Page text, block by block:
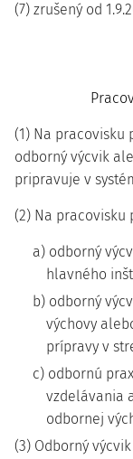
(7) zrušený od
(1) Na pracovisku
odborný výcvik
pripravuje v
(2) Na pracovisku
a) odborný
hlavného
b) odborný
výchovy
prípravy v
c) odbornú
vzdelávania
odbornej
(3) Odborný